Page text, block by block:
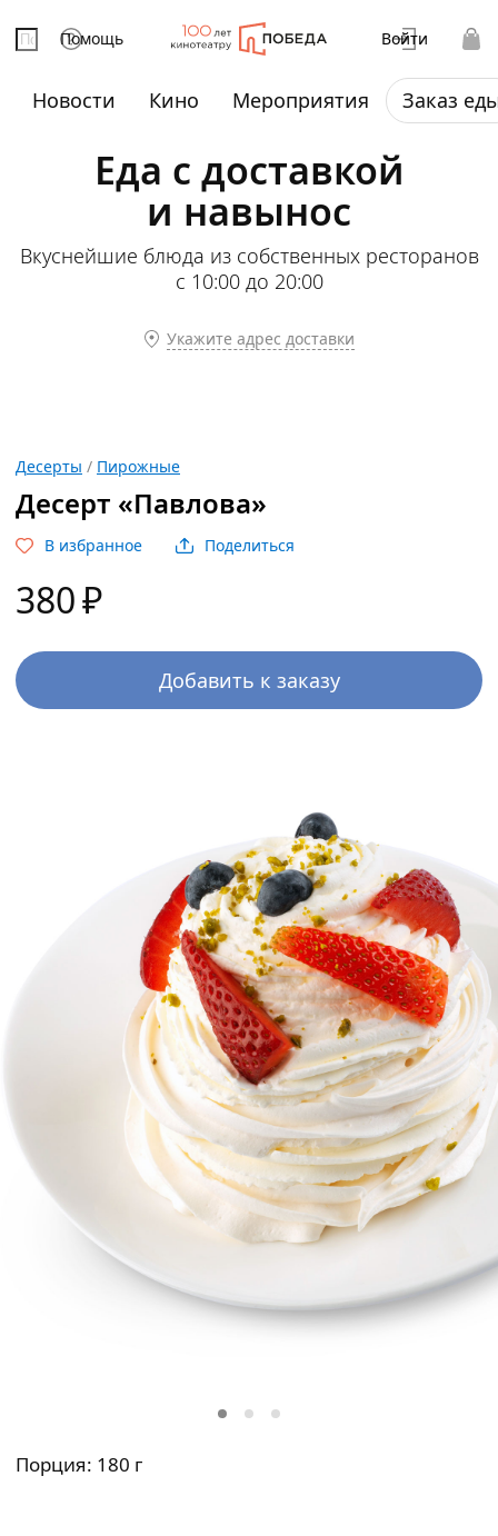
Помощь Войти
Новости Кино Мероприятия Заказ
Еда с доставкой
и навынос
Вкуснейшие блюда из собственных ресторанов
с 10:00 до 20:00
Укажите адрес доставки
Порция: 180 г
Десерты / Пирожные
Десерт «Павлова»
В избранное Поделиться
380₽
Добавить к заказу